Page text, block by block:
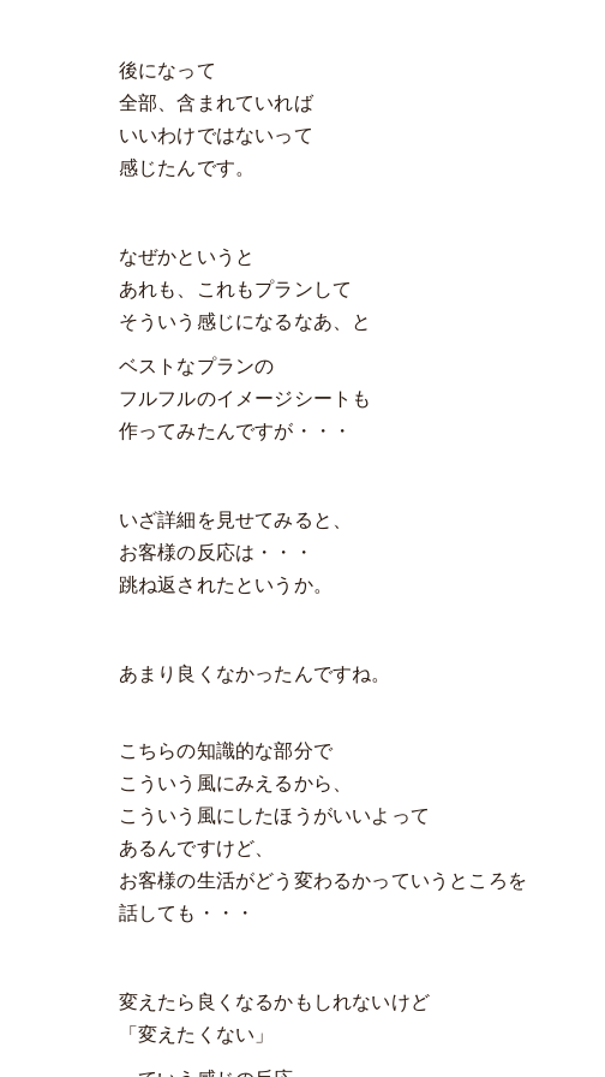
後になって
全部、含まれていれば
いいわけではないって
感じたんです。
なぜかというと
あれも、これもプランして
そういう感じになるなあ、と
ベストなプランの
フルフルのイメージシートも
作ってみたんですが・・・
いざ詳細を見せてみると、
お客様の反応は・・・
跳ね返されたというか。
あまり良くなかったんですね。
こちらの知識的な部分で
こういう風にみえるから、
こういう風にしたほうがいいよって
あるんですけど、
お客様の生活がどう変わるかっていうところを
話しても・・・
変えたら良くなるかもしれないけど
「変えたくない」